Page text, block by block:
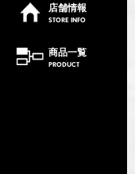
店舗情報
STORE INFO
商品一覧
PRODUCT